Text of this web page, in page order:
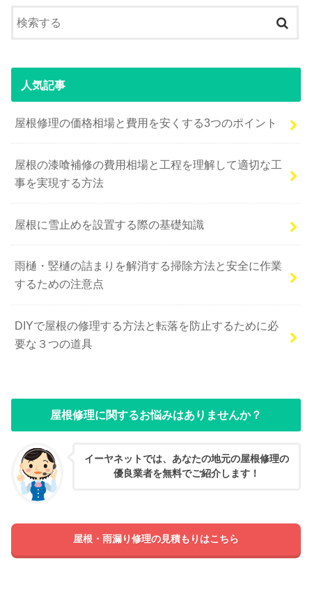
人気記事
屋根修理の価格相場と費用を安くする3つのポイント
屋根の漆喰補修の費用相場と工程を理解して適切な工
事を実現する方法
屋根に雪止めを設置する際の基礎知識
雨樋・竪樋の詰まりを解消する掃除方法と安全に作業
するための注意点
DIYで屋根の修理する方法と転落を防止するために必
要な３つの道具
屋根修理に関するお悩みはありませんか？
イーヤネットでは、あなたの地元の屋根修理の
優良業者を無料でご紹介します！
屋根・雨漏り修理の見積もりはこちら